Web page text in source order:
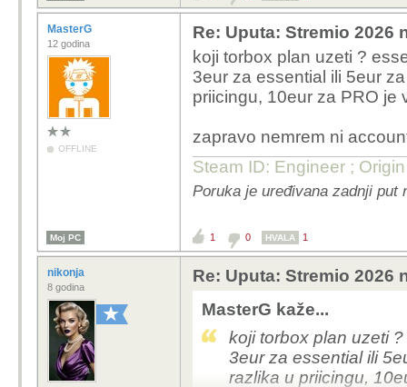
MasterG
12 godina
OFFLINE
Re: Uputa: Stremio 2026
koji torbox plan uzeti ?
3eur za essential ili 5eur
priicingu, 10eur za PRO je
zapravo nemrem ni
Steam ID: Engineer ;
Poruka je uređivana zadnji put
Moj PC 1 0 HVALA 1
nikonja
8 godina
Re: Uputa: Stremio 2026
MasterG kaže...
koji torbox plan uzeti
3eur za essential ili
razlika u priicingu,